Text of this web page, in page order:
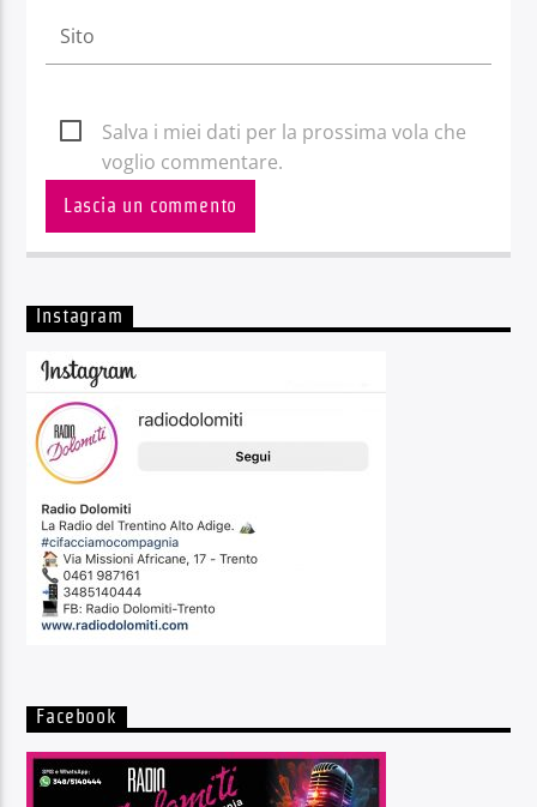
Salva i miei dati per la prossima vola che
voglio commentare.
Instagram
Facebook